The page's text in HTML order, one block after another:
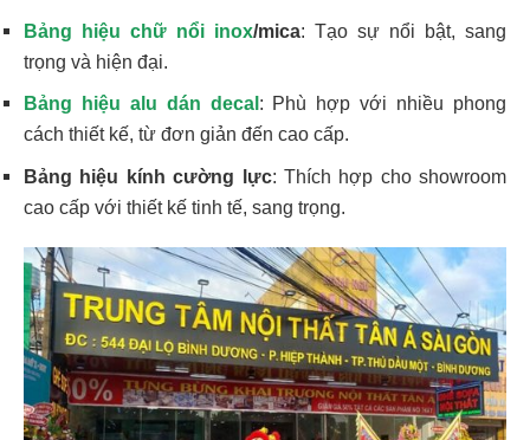
Bảng hiệu chữ nổi inox/mica: Tạo sự nổi bật, sang
trọng và hiện đại.
Bảng hiệu alu dán decal : Phù hợp với nhiều phong
cách thiết kế, từ đơn giản đến cao cấp.
Bảng hiệu kính cường lực: Thích hợp cho showroom
cao cấp với thiết kế tinh tế, sang trọng.